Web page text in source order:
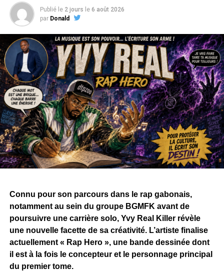
Publié le 2 jours le 6 août 2026
par Donald
Connu pour son parcours dans le rap gabonais,
notamment au sein du groupe BGMFK avant de
poursuivre une carrière solo, Yvy Real Killer révèle
une nouvelle facette de sa créativité. L’artiste finalise
actuellement « Rap Hero », une bande dessinée dont
il est à la fois le concepteur et le personnage principal
du premier tome.